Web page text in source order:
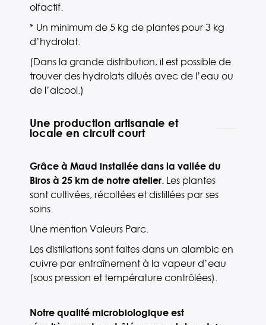
olfactif.
* Un minimum de 5 kg de plantes pour 3 kg
d’hydrolat.
(Dans la grande distribution, il est possible de
trouver des hydrolats dilués avec de l’eau ou
de l’alcool.)
Une production artisanale et
locale en circuit court
Grâce à Maud installée dans la vallée du
Biros à 25 km de notre atelier . Les plantes
sont cultivées, récoltées et distillées par ses
soins.
Une mention Valeurs Parc.
Les distillations sont faites dans un alambic en
cuivre par entraînement à la vapeur d’eau
(sous pression et température contrôlées).
Notre qualité microbiologique est